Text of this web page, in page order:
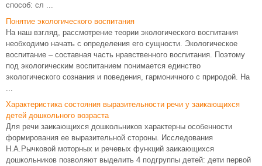
способ: сл ...
Понятие экологического воспитания
На наш взгляд, рассмотрение теории экологического воспитания
необходимо начать с определения его сущности. Экологическое
воспитание – составная часть нравственного воспитания. Поэтому
под экологическим воспитанием понимается единство
экологического сознания и поведения, гармоничного с природой. На
...
Характеристика состояния выразительности речи у заикающихся
детей дошкольного возраста
Для речи заикающихся дошкольников характерны особенности
формирования ее выразительной стороны. Исследования
Н.А.Рычковой моторных и речевых функций заикающихся
дошкольников позволяют выделить 4 подгруппы детей: дети первой